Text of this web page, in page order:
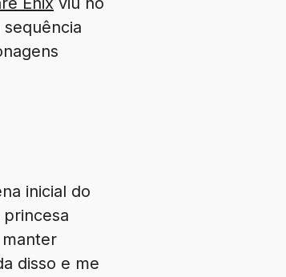
inicial do
disso e me